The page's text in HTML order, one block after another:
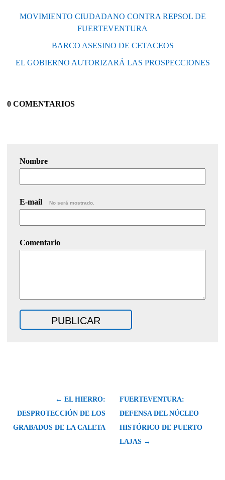
MOVIMIENTO CIUDADANO CONTRA REPSOL DE
FUERTEVENTURA
BARCO ASESINO DE CETACEOS
EL GOBIERNO AUTORIZARÁ LAS PROSPECCIONES
0 COMENTARIOS
Nombre
E-mail No será mostrado.
Comentario
← EL HIERRO:
DESPROTECCIÓN DE LOS
GRABADOS DE LA CALETA
FUERTEVENTURA:
DEFENSA DEL NÚCLEO
HISTÓRICO DE PUERTO
LAJAS →